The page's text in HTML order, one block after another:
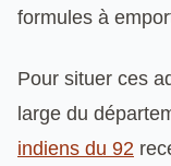
formules à
Pour situer ces
large du
indiens du 92